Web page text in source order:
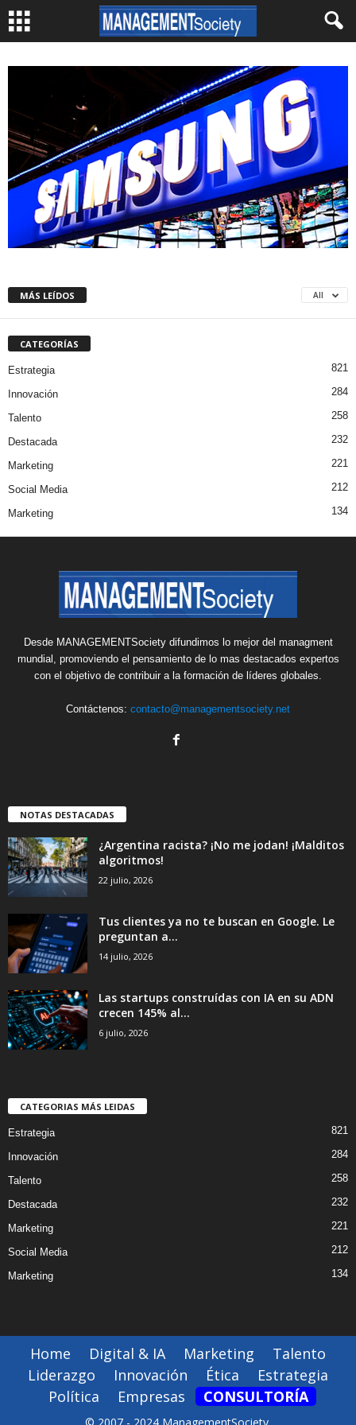
MÁS LEÍDOS All
CATEGORÍAS
Estrategia 821
Innovación 284
Talento 258
Destacada 232
Marketing 221
Social Media 212
Marketing 134
Desde MANAGEMENTSociety difundimos lo mejor del managment
mundial, promoviendo el pensamiento de lo mas destacados expertos
con el objetivo de contribuir a la formación de líderes globales.
Contáctenos: contacto@managementsociety.net
NOTAS DESTACADAS
¿Argentina racista? ¡No me jodan! ¡Malditos
algoritmos!
22 julio, 2026
Tus clientes ya no te buscan en Google. Le
preguntan a...
14 julio, 2026
Las startups construídas con IA en su ADN
crecen 145% al...
6 julio, 2026
CATEGORIAS MÁS LEIDAS
Estrategia 821
Innovación 284
Talento 258
Destacada 232
Marketing 221
Social Media 212
Marketing 134
Home Digital & IA Marketing
Talento
Liderazgo
Innovación Ética
Estrategia
Política
Empresas CONSULTORÍA